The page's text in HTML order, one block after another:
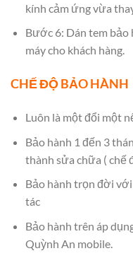
kính cảm ứng vừa
Bước 6: Dán tem bảo
máy cho khách hàng.
CHẾ ĐỘ BẢO HÀNH
Luôn là một đổi một
Bảo hành 1 đến 3
thành sửa chữa ( chế
Bảo hành trọn đời
tác
Bảo hành trên áp
Quỳnh An mobile.